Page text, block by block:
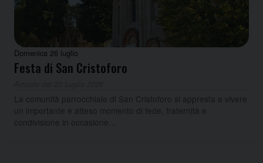
Domenica 26 luglio
Festa di San Cristoforo
La comunità parrocchiale di San Cristoforo si appresta a vivere
un importante e atteso momento di fede, fraternità e
condivisione in occasione…